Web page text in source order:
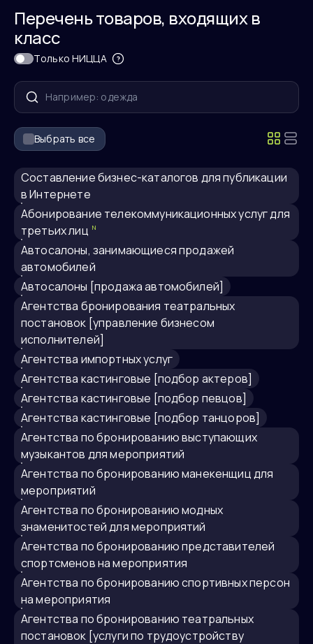
Перечень товаров, входящих в
класс
Только НИЦЦА
Выбрать все
Cоставление бизнес-каталогов для публикации
в Интернете
абонирование телекоммуникационных услуг для
третьих лиц N
автосалоны, занимающиеся продажей
автомобилей
автосалоны [продажа автомобилей]
агентства бронирования театральных
постановок [управление бизнесом
исполнителей]
Агентства импортных услуг
агентства кастинговые [подбор актеров]
агентства кастинговые [подбор певцов]
агентства кастинговые [подбор танцоров]
агентства по бронированию выступающих
музыкантов для мероприятий
агентства по бронированию манекенщиц для
мероприятий
агентства по бронированию модных
знаменитостей для мероприятий
агентства по бронированию представителей
спортсменов на мероприятия
агентства по бронированию спортивных персон
на мероприятия
агентства по бронированию театральных
постановок [услуги по трудоустройству